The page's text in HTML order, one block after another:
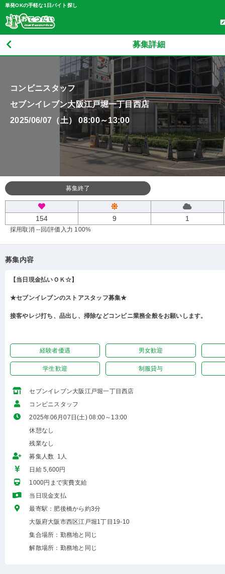
単発OKの手軽な1日バイト探し
募集詳細
コンビニスタッフ
セブンイレブン大阪江戸堀一丁目西店
2025/06/07（土） 08:00～13:00
募集終了
154 9 1
採用取消 --回/評価入力 100%
募集内容
【当日現金払いＯＫ☆】
★セブンイレブンのストアスタッフ募集★
接客やレジ打ち、品出し、掃除などコンビニ業務全般をお願いします。
経験者優遇 男女歓迎
学生歓迎 制服貸与
セブンイレブン大阪江戸堀一丁目西店
コンビニスタッフ
2025年06月07日(土) 08:00～13:00
休憩なし
残業なし
募集人数 1人
日給 5,600円
1000円まで実費支給
当日現金支払
最寄駅：肥後橋から約3分
大阪府大阪市西区江戸堀1丁目19-10
集合場所：勤務地と同じ
解散場所：勤務地と同じ